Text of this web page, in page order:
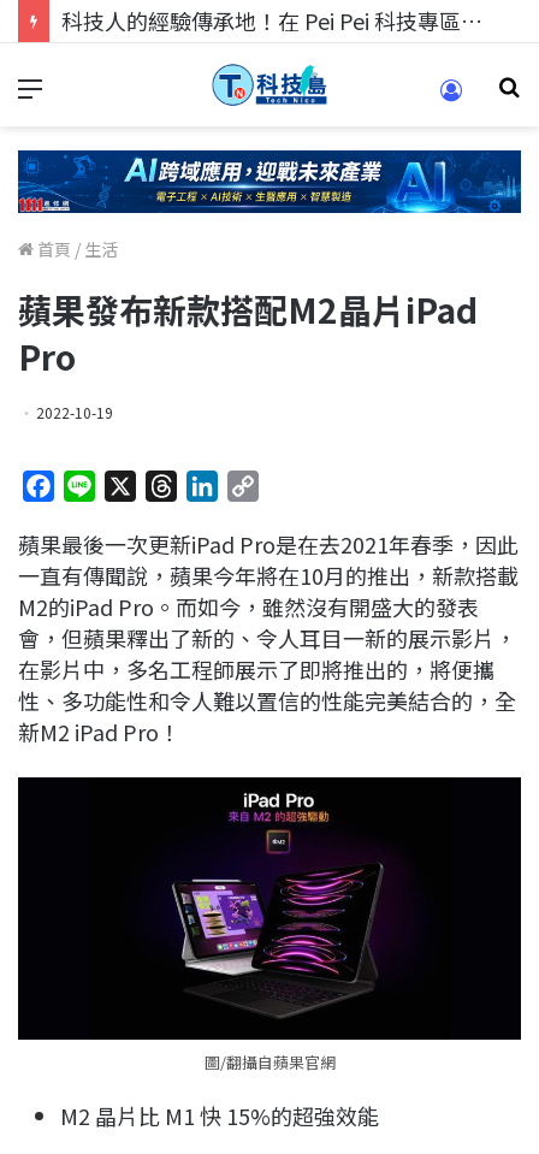
科技人的經驗傳承地！在 Pei Pei 科技專區，與學弟妹交流最硬核的技術
首頁 / 生活
蘋果發布新款搭配M2晶片iPad
Pro
2022-10-19
c
e
b
o
o
k
n
e
r
e
a
d
s
n
k
e
d
I
n
p
y
L
i
n
k
蘋果最後一次更新iPad Pro是在去2021年春季，因此
一直有傳聞說，蘋果今年將在10月的推出，新款搭載
M2的iPad Pro。而如今，雖然沒有開盛大的發表
會，但蘋果釋出了新的、令人耳目一新的展示影片，
在影片中，多名工程師展示了即將推出的，將便攜
性、多功能性和令人難以置信的性能完美結合的，全
新M2 iPad Pro！
圖/翻攝自蘋果官網
M2 晶片比 M1 快 15%的超強效能